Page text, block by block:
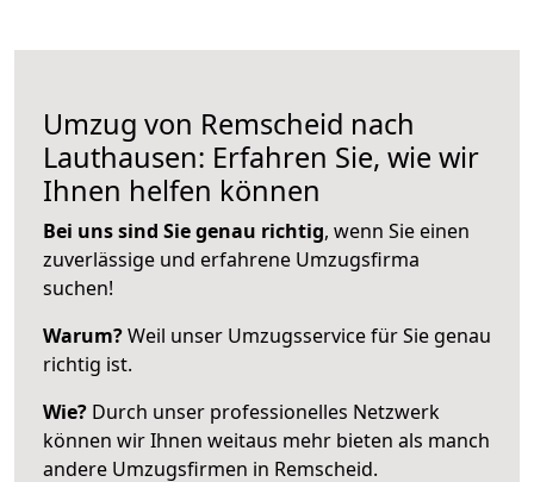
Umzug von Remscheid nach
Lauthausen: Erfahren Sie, wie wir
Ihnen helfen können
Bei uns sind Sie genau richtig, wenn Sie einen
zuverlässige und erfahrene Umzugsfirma
suchen!
Warum?Weil unser Umzugsservice für Sie genau
richtig ist.
Wie? Durch unser professionelles Netzwerk
können wir Ihnen weitaus mehr bieten als manch
andere Umzugsfirmen in Remscheid.